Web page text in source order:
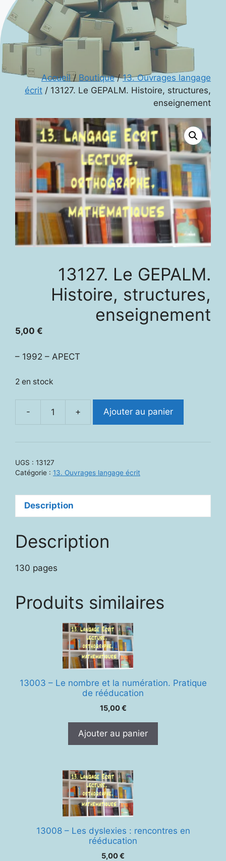
Accueil/ Boutique/13. Ouvrages langage
écrit / 13127. Le GEPALM. Histoire, structures,
enseignement
13127. Le GEPALM.
Histoire, structures,
enseignement
5,00 €
– 1992 – APECT
2 en stock
-
quantité
GEPALM.
structures,
+ Ajouter au panier
UGS : 13127
Catégorie : 13. Ouvrages langage écrit
Description
Description
130 pages
Produits similaires
13003 – Le nombre et la numération. Pratique
de rééducation
15,00€
Ajouter au panier
13008 – Les dyslexies : rencontres en
rééducation
5,00€